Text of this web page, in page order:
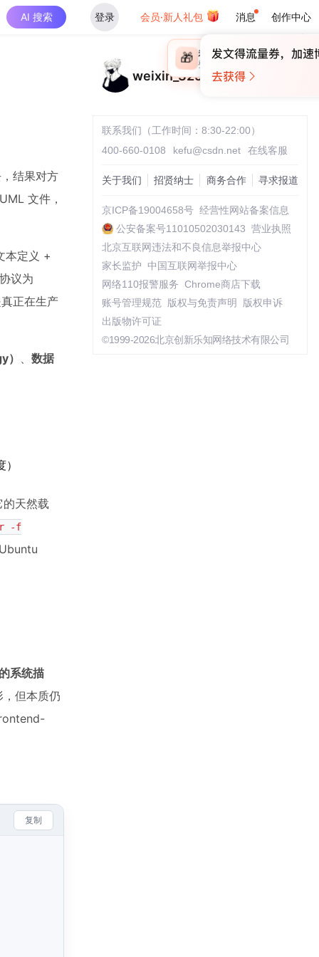
AI 搜索 登录 会员·新人礼包 消息 创作中心
×
🎁 未登录
登录领取最高
结果对方
文件，
本定义 +
议为
正在生产
、 数据
天然载
-f
系统描
但本质仍
复制
weixin_32520095
联系我们（工作时间：8:30-22:00）
400-660-0108
kefu@csdn.net 在线客服
关于我们 招贤纳士 商务合作 寻求报道
京ICP备19004658号 经营性网站备案信息
公安备案号11010502030143 营业执照
北京互联网违法和不良信息举报中心
家长监护
中国互联网举报中心
网络110报警服务 Chrome商店下载
账号管理规范
版权与免责声明
版权申诉
出版物许可证
©1999-2026北京创新乐知网络技术有限公司